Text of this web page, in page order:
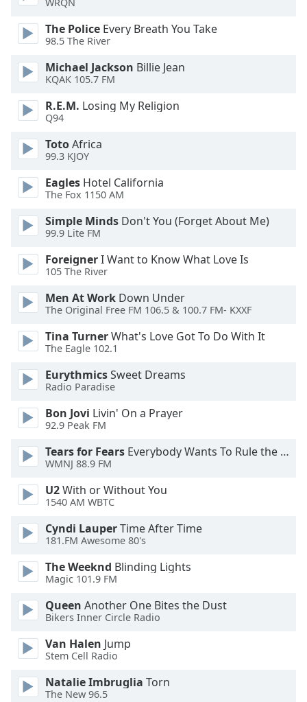
dialog
window.
Escape
cancel
and
close
Text
Color
Opacity
Text
Background
Background
Color
Opacity
Font
Size
Text
Edge
Style
Font
WRQN
The Police Every Breath You Take
98.5 The River
Michael Jackson Billie Jean
KQAK 105.7 FM
R.E.M. Losing My Religion
Q94
TotoAfrica
99.3 KJOY
Eagles Hotel California
The Fox 1150 AM
Simple Minds Don't You (Forget About Me)
99.9 Lite FM
ForeignerI Want to Know What Love Is
105 The River
Men At Work Down Under
The Original Free FM 106.5 & 100.7 FM- KXXF
Tina TurnerWhat's Love Got To Do With It
The Eagle 102.1
EurythmicsSweet Dreams
Radio Paradise
Bon Jovi Livin' On a Prayer
92.9 Peak FM
Tears for Fears Everybody Wants To Rule the World
WMNJ 88.9 FM
U2With or Without You
1540 AM WBTC
Cyndi LauperTime After Time
181.FM Awesome 80's
The Weeknd Blinding Lights
Magic 101.9 FM
Queen Another One Bites the Dust
Bikers Inner Circle Radio
Van Halen Jump
Stem Cell Radio
Natalie Imbruglia Torn
The New 96.5